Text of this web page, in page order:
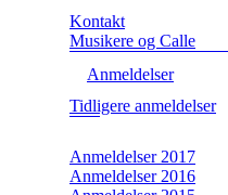
Kontakt
Musikere og Calle
Anmeldelser
Tidligere anmeldelser
Anmeldelser 2017
Anmeldelser 2016